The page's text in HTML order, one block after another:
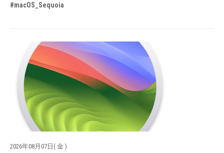
#macOS_Sequoia
2026年08月07日( 金 )